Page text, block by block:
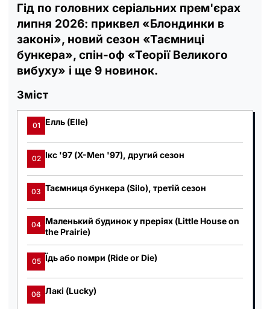
Гід по головних серіальних прем'єрах
липня 2026: приквел «Блондинки в
законі», новий сезон «Таємниці
бункера», спін-оф «Теорії Великого
вибуху» і ще 9 новинок.
Зміст
01 Елль (Elle)
02 Ікс '97 (X-Men '97), другий сезон
03 Таємниця бункера (Silo), третій сезон
04 Маленький будинок у преріях (Little House on
the Prairie)
05 Їдь або помри (Ride or Die)
06 Лакі (Lucky)